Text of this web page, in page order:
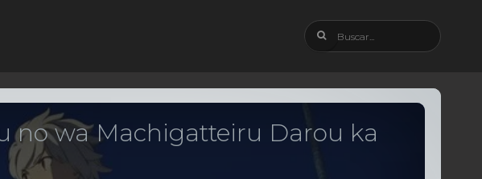
no wa Machigatteiru Darou ka